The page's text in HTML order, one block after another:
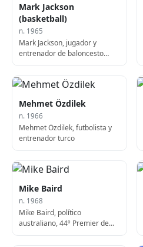
Mark Jackson
(basketball)
n. 1965
Mark Jackson, jugador y
entrenador de baloncesto
Mehmet Özdilek
n. 1966
Mehmet Özdilek, futbolista y
entrenador turco
Mike Baird
n. 1968
Mike Baird, político
australiano, 44º Premier de